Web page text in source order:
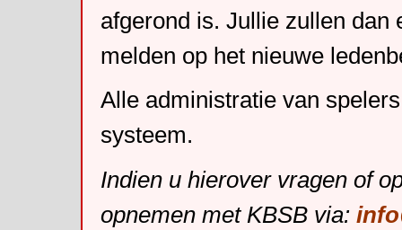
afgerond is. Jullie zullen dan
melden op het nieuwe
Alle administratie van
systeem.
Indien u hierover vragen of
opnemen met KBSB via: